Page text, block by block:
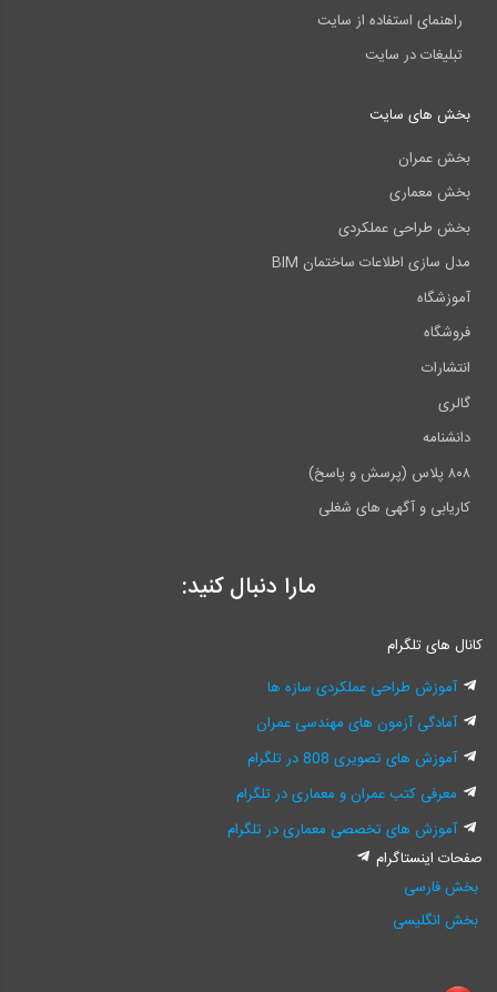
راهنمای استفاده از سایت
تبلیغات در سایت
بخش های سایت
بخش عمران
بخش معماری
بخش طراحی عملکردی
مدل سازی اطلاعات ساختمان BIM
آموزشگاه
فروشگاه
انتشارات
گالری
دانشنامه
۸۰۸ پلاس (پرسش و پاسخ)
کاریابی و آگهی های شغلی
مارا دنبال کنید:
کانال های تلگرام
آموزش طراحی عملکردی سازه ها
آمادگی آزمون های مهندسی عمران
آموزش های تصویری 808 در تلگرام
معرفی کتب عمران و معماری در تلگرام
آموزش های تخصصی معماری در تلگرام
صفحات اینستاگرام
بخش فارسی
بخش انگلیسی